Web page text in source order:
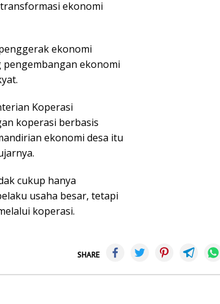
ekonomi
ekonomi
ekonomi
Koperasi
koperasi berbasis
ekonomi desa itu
cukup hanya
usaha besar, tetapi
koperasi.
SHARE